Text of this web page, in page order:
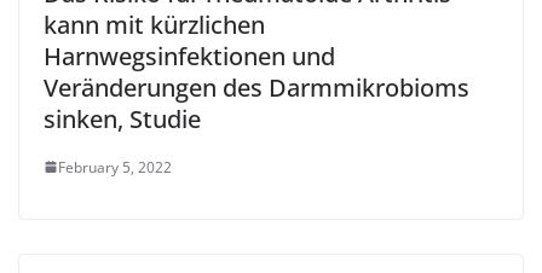
kann mit kürzlichen
Harnwegsinfektionen und
Veränderungen des Darmmikrobioms
sinken, Studie
February 5, 2022